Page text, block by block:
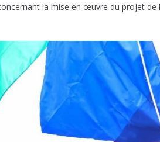
la mise en œuvre du projet